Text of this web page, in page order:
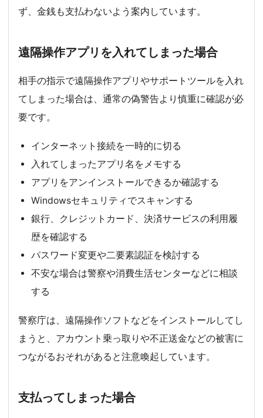
ず、金銭も支払わないよう案内しています。
遠隔操作アプリを入れてしまった場合
相手の指示で遠隔操作アプリやサポートツールを入れ
てしまった場合は、通常の偽警告より慎重に確認が必
要です。
インターネット接続を一時的に切る
入れてしまったアプリ名をメモする
アプリをアンインストールできるか確認する
Windowsセキュリティでスキャンする
銀行、クレジットカード、決済サービスの利用履
歴を確認する
パスワード変更や二要素認証を検討する
不安な場合は警察や消費生活センターなどに相談
する
警察庁は、遠隔操作ソフトなどをインストールしてし
まうと、アカウント乗っ取りや不正送金などの被害に
つながるおそれがあると注意喚起しています。
支払ってしまった場合